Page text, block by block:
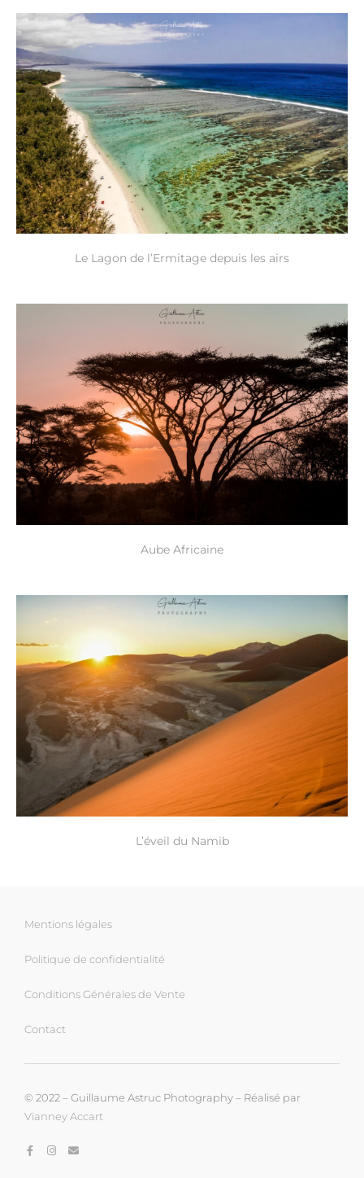
Le Lagon de l’Ermitage depuis les airs
Aube Africaine
L’éveil du Namib
Mentions légales
Politique de confidentialité
Conditions Générales de Vente
Contact
© 2022 – Guillaume Astruc Photography – Réalisé par
Vianney Accart